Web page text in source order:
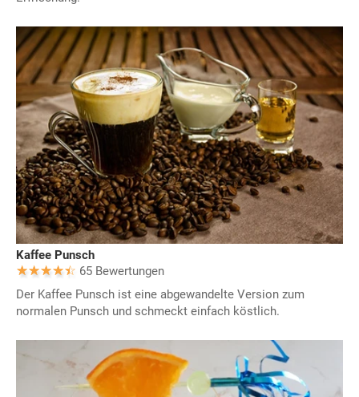
Kaffee Punsch
65 Bewertungen
Der Kaffee Punsch ist eine abgewandelte Version zum
normalen Punsch und schmeckt einfach köstlich.